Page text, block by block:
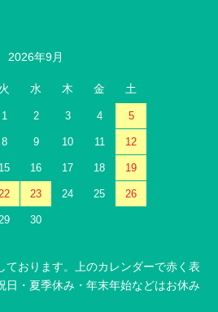
2026年9月
火 水 木 金 土
1 2 3 4 5
8 9 10 11 12
15 16 17 18 19
23 24 25 26
30
おります。上のカレンダーで赤く表
日・夏季休み・年末年始などはお休み